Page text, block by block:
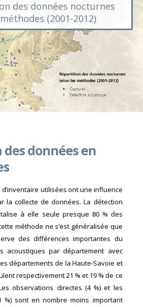
des données nocturnes
(2001-2012)
données en
utilisées ont une influence
la collecte de données. La détection
à elle seule presque 80 % des
méthode ne s’est généralisée que
des différences importantes du
acoustiques par département avec
départements de la Haute-Savoie et
respectivement 21 % et 19 % de ce
observations directes (4 %) et les
%) sont en nombre moins important